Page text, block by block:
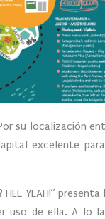
su localización
excelente
YEAH!”
uso de ella. A lo